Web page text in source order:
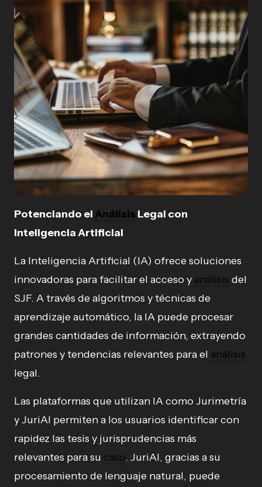
Potenciando el Análisis Legal con
Inteligencia Artificial
La Inteligencia Artificial (IA) ofrece soluciones
innovadoras para facilitar el acceso y análisis del
SJF. A través de algoritmos y técnicas de
aprendizaje automático, la IA puede procesar
grandes cantidades de información, extrayendo
patrones y tendencias relevantes para el análisis
legal.
Las plataformas que utilizan IA como Jurimetría
y JuriAI permiten a los usuarios identificar con
rapidez las tesis y jurisprudencias más
relevantes para su caso. JuriAI, gracias a su
procesamiento de lenguaje natural, puede